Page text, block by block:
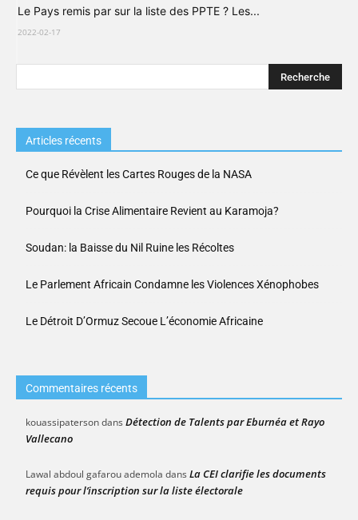
Le Pays remis par sur la liste des PPTE ? Les...
2022-02-17
Articles récents
Ce que Révèlent les Cartes Rouges de la NASA
Pourquoi la Crise Alimentaire Revient au Karamoja?
Soudan: la Baisse du Nil Ruine les Récoltes
Le Parlement Africain Condamne les Violences Xénophobes
Le Détroit D’Ormuz Secoue L’économie Africaine
Commentaires récents
kouassipatersondans Détection de Talents par Eburnéa et Rayo
Vallecano
Lawal abdoul gafarou ademola dans La CEI clarifie les documents
requis pour l’inscription sur la liste électorale